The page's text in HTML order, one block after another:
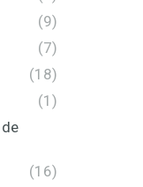
(9)
(7)
(18)
(1)
(16)